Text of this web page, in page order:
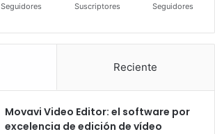
Seguidores Suscriptores Seguidores
Reciente
Movavi Video Editor: el software por
excelencia de edición de vídeo